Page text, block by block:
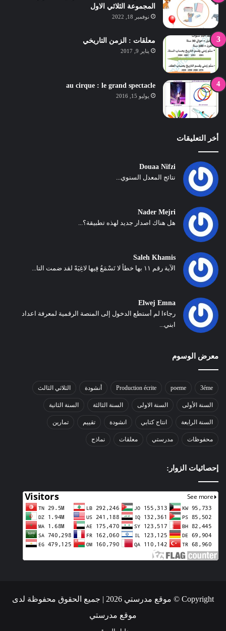
المجموعة الثلاثي الاول
نوفمبر 18, 2022
معلقات : الزمن التاريخي
يناير 9, 2017
au cirque : le grand spectacle
يوليو 15, 2016
أخر التعليقات
Douaa Nifzi
نتائج المعدل السنوي...
Nader Mejri
هل هناك اصدار جديد لهذه تطبيقة؟...
Saleh Khamis
الآية رقم ١١ بها خطأ لا تَسْمَعُ فِيها لاغِيَةً لقد ضمت التا...
Elwej Emna
رجاءا لم أستطع الدخول إلى المنصة الرقمية لمعرفة اعداد
ابني...
معرض الوسوم
3éme
poeme
Production écrite أنشودة الثلاثي الثالث
السنة الأولى السنة الاولى السنة الثالثة السنة الثانية
السنة الرابعة انتاج كتابي انشودة تقييم تمارين
محفوظات مدرستي معلقات نماذج
إحصائيات الزوار:
Copyright © موقع مدرستي 2026 | جميع الحقوق محفوظة لدى
موقع مدرستي